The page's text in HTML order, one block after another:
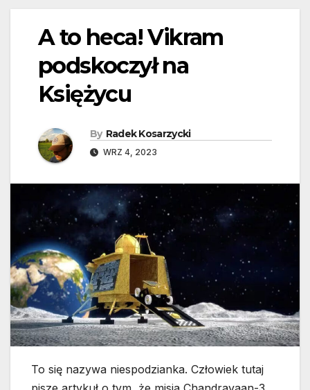
A to heca! Vikram
podskoczył na
Księżycu
By Radek Kosarzycki
WRZ 4, 2023
To się nazywa niespodzianka. Człowiek tutaj